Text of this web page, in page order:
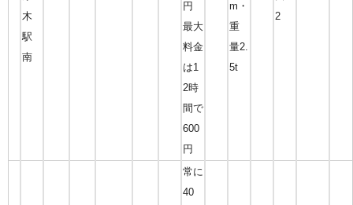
木
駅
南
円
最大
料金
は1
2時
間で
600
円
m・
重
量2.
5t
2
常に
40